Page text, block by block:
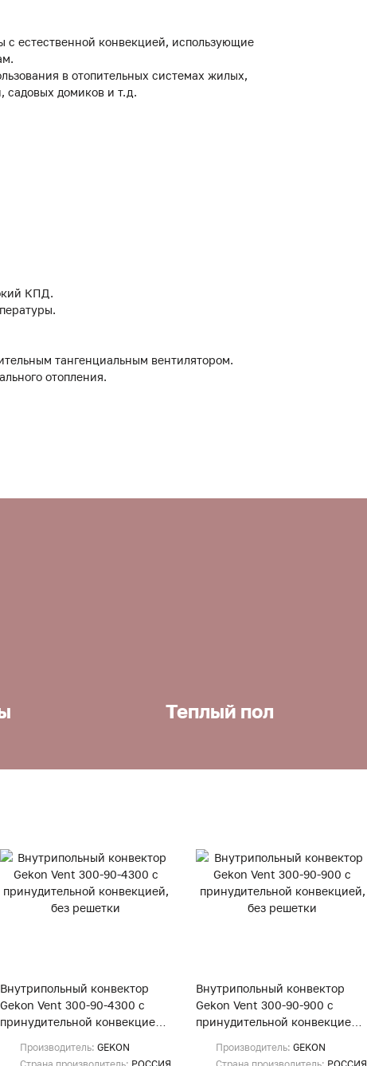
естественной конвекцией, использующие
в отопительных системах жилых,
домиков и т.д.
КПД.
тангенциальным вентилятором.
отопления.
Теплый пол
Внутрипольный конвектор
Gekon Vent 300-90-4300 с
принудительной конвекцией,
Производитель: GEKON
Внутрипольный конвектор
Gekon Vent 300-90-900 с
принудительной конвекцией,
Производитель:GEKON